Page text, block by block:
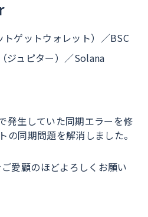
ゲットウォレット）／BSC
ュピター）／Solana
発生していた同期エラーを修
同期問題を解消しました。
愛顧のほどよろしくお願い